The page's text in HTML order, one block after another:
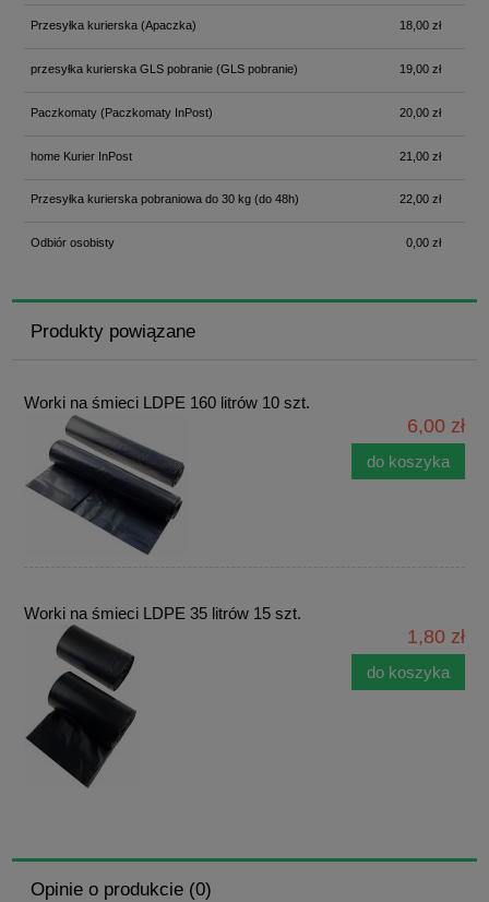
Przesyłka kurierska (Apaczka) 18,00 zł
przesyłka kurierska GLS pobranie(GLS pobranie) 19,00 zł
Paczkomaty(Paczkomaty InPost) 20,00 zł
home Kurier InPost 21,00 zł
Przesyłka kurierska pobraniowa do 30 kg(do 48h) 22,00 zł
Odbiór osobisty 0,00 zł
Produkty powiązane
Worki na śmieci LDPE 160 litrów 10 szt.
6,00 zł
do koszyka
Worki na śmieci LDPE 35 litrów 15 szt.
1,80 zł
do koszyka
Opinie o produkcie (0)